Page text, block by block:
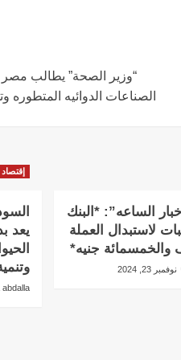
“وزير الصحة” يطالب مصر
الصناعات الدوائيه المتطوره
الساعه”: *البنك
لاستبدال العملة
والخمسمائة جنيه*
نوفمبر 23, 2024
إقتصاد
يعد
abdalla